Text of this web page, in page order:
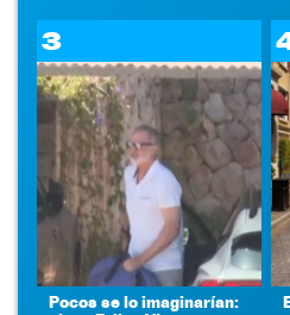
3
Pocos se lo imaginarían: